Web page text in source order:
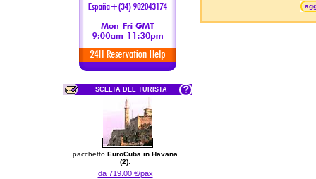
SCELTA DEL TURISTA
pacchetto EuroCuba in Havana
(2)
da 719.00 €/pax